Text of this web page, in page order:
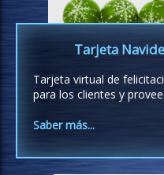
Tarjeta
Tarjeta virtual de
para los clientes y
Saber más...